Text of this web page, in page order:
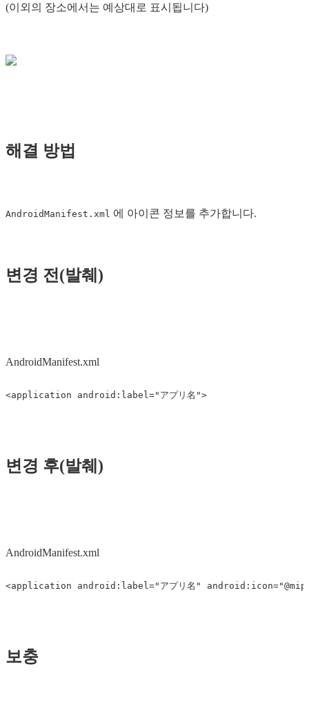
(이외의 장소에서는 예상대로 표시됩니다)
해결 방법
AndroidManifest.xml 에 아이콘 정보를 추가합니다.
변경 전(발췌)
AndroidManifest.xml
<application android:label="アプリ名">
변경 후(발췌)
AndroidManifest.xml
<application android:label="アプリ名" android:icon=
보충